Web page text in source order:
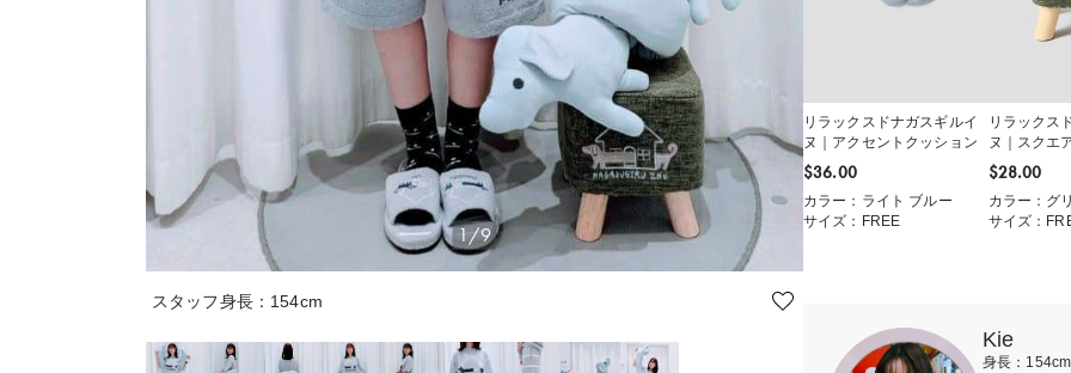
1/9
スタッフ身長：154cm
リラックスドナガスギルイ
ヌ｜アクセントクッション
$‌36.00
カラー：ライト ブルー
サイズ：FREE
リラックス
ヌ｜スクエ
スツール
$‌28.00
カラー：グ
サイズ：
Kie
身長：